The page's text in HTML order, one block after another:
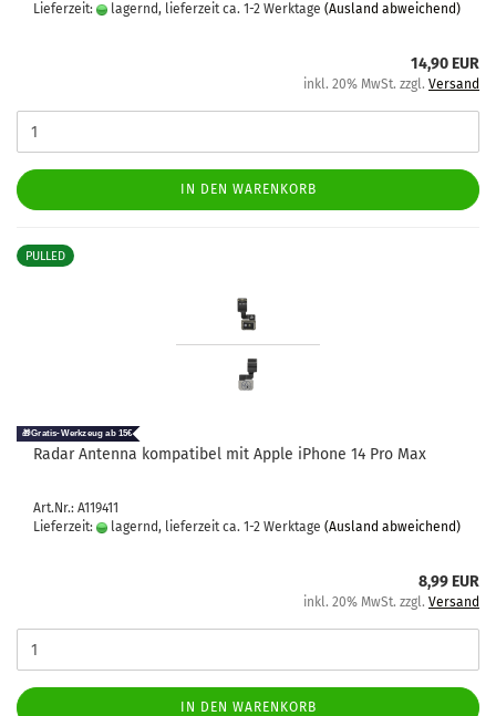
Lieferzeit:
lagernd, lieferzeit ca. 1-2 Werktage (Ausland abweichend)
14,90 EUR
inkl. 20% MwSt. zzgl. Versand
IN DEN WARENKORB
PULLED
Radar An­ten­na kom­pa­ti­bel mit Apple iPho­ne 14 Pro Max
Art.Nr.: A119411
Lieferzeit:
lagernd, lieferzeit ca. 1-2 Werktage (Ausland abweichend)
8,99 EUR
inkl. 20% MwSt. zzgl. Versand
IN DEN WARENKORB